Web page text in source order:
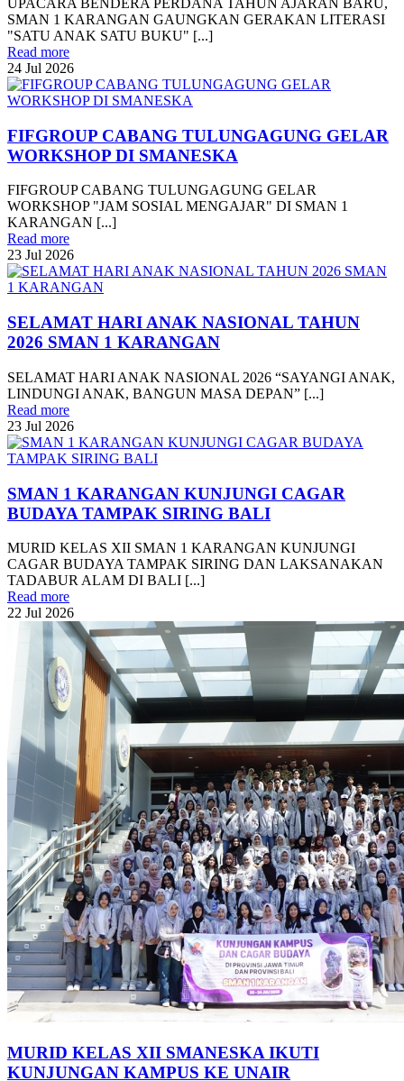
UPACARA BENDERA PERDANA TAHUN AJARAN BARU,
SMAN 1 KARANGAN GAUNGKAN GERAKAN LITERASI
"SATU ANAK SATU BUKU" [...]
Read more
24 Jul 2026
FIFGROUP CABANG TULUNGAGUNG GELAR
WORKSHOP DI SMANESKA
FIFGROUP CABANG TULUNGAGUNG GELAR
WORKSHOP "JAM SOSIAL MENGAJAR" DI SMAN 1
KARANGAN [...]
Read more
23 Jul 2026
SELAMAT HARI ANAK NASIONAL TAHUN
2026 SMAN 1 KARANGAN
SELAMAT HARI ANAK NASIONAL 2026 “SAYANGI ANAK,
LINDUNGI ANAK, BANGUN MASA DEPAN” [...]
Read more
23 Jul 2026
SMAN 1 KARANGAN KUNJUNGI CAGAR
BUDAYA TAMPAK SIRING BALI
MURID KELAS XII SMAN 1 KARANGAN KUNJUNGI
CAGAR BUDAYA TAMPAK SIRING DAN LAKSANAKAN
TADABUR ALAM DI BALI [...]
Read more
22 Jul 2026
MURID KELAS XII SMANESKA IKUTI
KUNJUNGAN KAMPUS KE UNAIR